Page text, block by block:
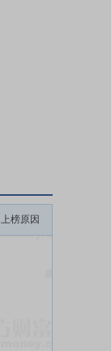
上榜原因